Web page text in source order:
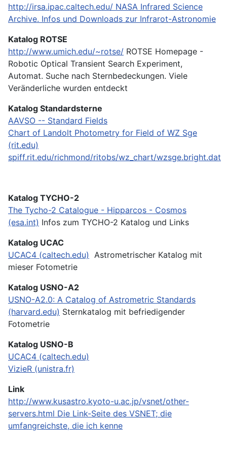
http://irsa.ipac.caltech.edu/ NASA Infrared Science
Archive. Infos und Downloads zur Infrarot-Astronomie
Katalog ROTSE
http://www.umich.edu/~rotse/ ROTSE Homepage -
Robotic Optical Transient Search Experiment,
Automat. Suche nach Sternbedeckungen. Viele
Veränderliche wurden entdeckt
Katalog Standardsterne
AAVSO -- Standard Fields
Chart of Landolt Photometry for Field of WZ Sge
(rit.edu)
spiff.rit.edu/richmond/ritobs/wz_chart/wzsge.bright.dat
Katalog TYCHO-2
The Tycho-2 Catalogue - Hipparcos - Cosmos
(esa.int) Infos zum TYCHO-2 Katalog und Links
Katalog UCAC
UCAC4 (caltech.edu) Astrometrischer Katalog mit
mieser Fotometrie
Katalog USNO-A2
USNO-A2.0: A Catalog of Astrometric Standards
(harvard.edu) Sternkatalog mit befriedigender
Fotometrie
Katalog USNO-B
UCAC4 (caltech.edu)
VizieR (unistra.fr)
Link
http://www.kusastro.kyoto-u.ac.jp/vsnet/other-
servers.html Die Link-Seite des VSNET; die
umfangreichste, die ich kenne